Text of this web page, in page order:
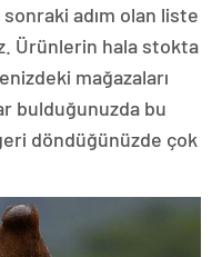
adım olan liste
Ürünlerin hala stokta
mağazaları
bulduğunuzda bu
döndüğünüzde çok